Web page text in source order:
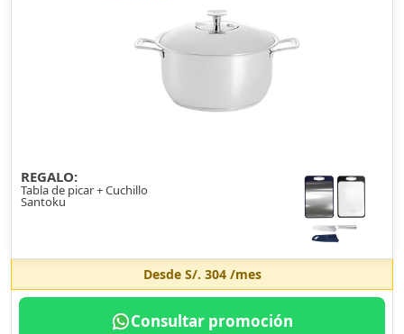
REGALO:
Tabla de picar + Cuchillo
Santoku
Desde S/. 304/mes
Consultar promoción